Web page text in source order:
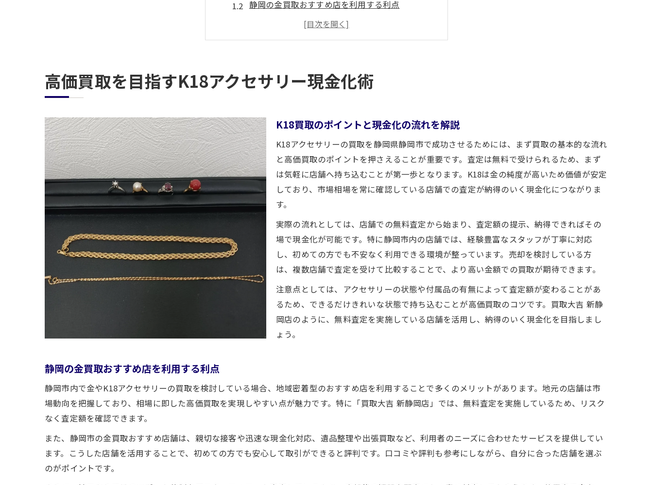
静岡の金買取おすすめ店を利用する利点
アクセサリー買取で損しない方法と注意点
K18アクセサリー買取相場の最新動向を知る
静岡市でアクセサリー買取を安心して依頼するコツ
静岡市買取の安心できる選び方と基準を紹介
金買取どこがいいか迷う方へのおすすめ対策
無料査定を活用した買取比較のメリット
リサイクルショップ買取の活用術を押さえる
プラチナもOK！使わない品の無料査定がお得な理由
プラチナ買取でも無料査定が選ばれる理由とは
使わない貴金属を賢く高価買取につなげる方法
静岡市の出張買取おすすめポイントを解説
買取査定の違いと無料サービスの利点を知る
無料査定で現金化までの不安を解消する方法
納得できる静岡市内アクセサリー買取の進め方
納得できる買取へ静岡市での進め方と準備
金買取静岡市で高額査定を得るための工夫
静岡市リサイクルショップ買取の流れを解説
K18プラチナ買取に必要な準備と注意点
使わなくなった品の現金化準備を丁寧に解説
高価買取を目指すK18アクセサリー現金化術
K18買取のポイントと現金化の流れを解説
K18アクセサリーの買取を静岡県静岡市で成功させるためには、まず買取の基本的な流れ
と高価買取のポイントを押さえることが重要です。査定は無料で受けられるため、まず
は気軽に店舗へ持ち込むことが第一歩となります。K18は金の純度が高いため価値が安定
しており、市場相場を常に確認している店舗での査定が納得のいく現金化につながりま
す。
実際の流れとしては、店舗での無料査定から始まり、査定額の提示、納得できればその
場で現金化が可能です。特に静岡市内の店舗では、経験豊富なスタッフが丁寧に対応
し、初めての方でも不安なく利用できる環境が整っています。売却を検討している方
は、複数店舗で査定を受けて比較することで、より高い金額での買取が期待できます。
注意点としては、アクセサリーの状態や付属品の有無によって査定額が変わることがあ
るため、できるだけきれいな状態で持ち込むことが高価買取のコツです。買取大吉 新静
岡店のように、無料査定を実施している店舗を活用し、納得のいく現金化を目指しまし
ょう。
静岡の金買取おすすめ店を利用する利点
静岡市内で金やK18アクセサリーの買取を検討している場合、地域密着型のおすすめ店を利用することで多くのメリットがあります。地元の店舗は市
場動向を把握しており、相場に即した高価買取を実現しやすい点が魅力です。特に「買取大吉 新静岡店」では、無料査定を実施しているため、リスク
なく査定額を確認できます。
また、静岡市の金買取おすすめ店舗は、親切な接客や迅速な現金化対応、遺品整理や出張買取など、利用者のニーズに合わせたサービスを提供してい
ます。こうした店舗を活用することで、初めての方でも安心して取引ができると評判です。口コミや評判も参考にしながら、自分に合った店舗を選ぶ
のがポイントです。